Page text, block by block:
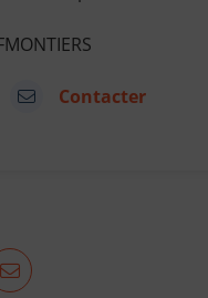
Contacter
Facebook
sur Twitter
Partager par e-mail